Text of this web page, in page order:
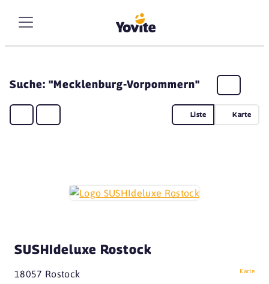
Suche: "Mecklenburg-Vorpommern"
Liste Karte
SUSHIdeluxe Rostock
18057 Rostock Karte